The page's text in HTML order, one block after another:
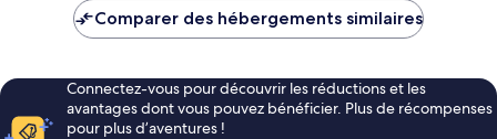
de
Comparer des hébergements similaires
Connectez-vous pour découvrir les réductions et les
avantages dont vous pouvez bénéficier. Plus de récompenses
pour plus d’aventures !